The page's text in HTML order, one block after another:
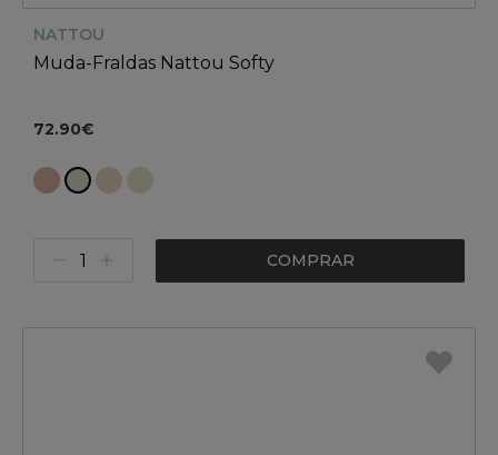
NATTOU
Muda-Fraldas Nattou Softy
72.90€
COMPRAR